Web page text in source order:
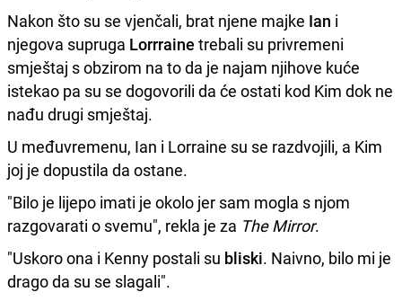
Nakon što su se vjenčali, brat njene majke Ian i
njegova supruga Lorrraine trebali su privremeni
smještaj s obzirom na to da je najam njihove kuće
istekao pa su se dogovorili da će ostati kod Kim dok ne
nađu drugi smještaj.
U međuvremenu, Ian i Lorraine su se razdvojili, a Kim
joj je dopustila da ostane.
"Bilo je lijepo imati je okolo jer sam mogla s njom
razgovarati o svemu", rekla je za The Mirror.
"Uskoro ona i Kenny postali su bliski. Naivno, bilo mi je
drago da su se slagali".